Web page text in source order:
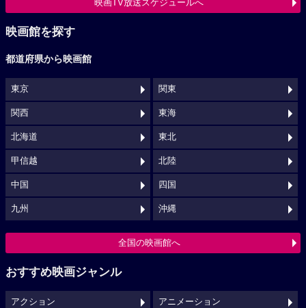
映画TV放送スケジュールへ
映画館を探す
都道府県から映画館
東京 関東
関西 東海
北海道 東北
甲信越 北陸
中国 四国
九州 沖縄
全国の映画館へ
おすすめ映画ジャンル
アクション アニメーション